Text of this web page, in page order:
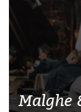
Malghe